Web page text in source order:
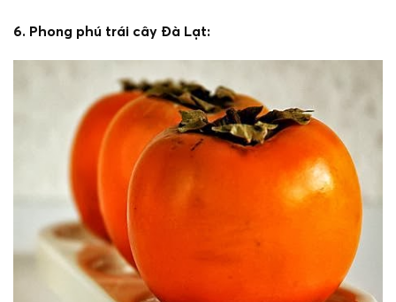
6. Phong phú trái cây Đà Lạt: